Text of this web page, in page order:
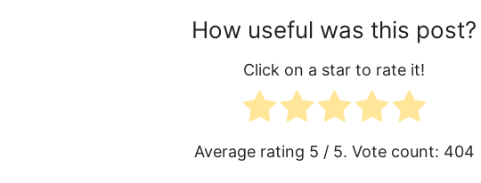
How useful was this post?
Click on a star to rate it!
Average rating 5 / 5. Vote count: 404